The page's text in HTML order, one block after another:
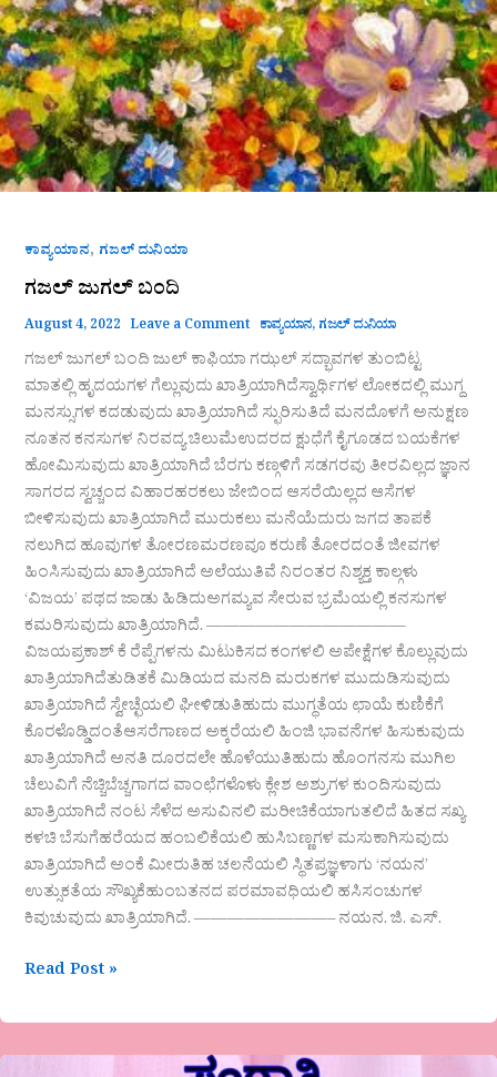
ಕಾವ್ಯಯಾನ, ಗಜಲ್ ದುನಿಯಾ
ಗಜಲ್ ಜುಗಲ್ ಬಂದಿ
August 4, 2022 Leave a Comment ಕಾವ್ಯಯಾನ, ಗಜಲ್ ದುನಿಯಾ
ಗಜಲ್ ಜುಗಲ್ ಬಂದಿ ಜುಲ್ ಕಾಫಿಯಾ ಗಝಲ್ ಸದ್ಭಾವಗಳ ತುಂಬಿಟ್ಟ
ಮಾತಲ್ಲಿ ಹೃದಯಗಳ ಗೆಲ್ಲುವುದು ಖಾತ್ರಿಯಾಗಿದೆಸ್ವಾರ್ಥಿಗಳ ಲೋಕದಲ್ಲಿ ಮುಗ್ದ
ಮನಸ್ಸುಗಳ ಕದಡುವುದು ಖಾತ್ರಿಯಾಗಿದೆ ಸ್ಫುರಿಸುತಿದೆ ಮನದೊಳಗೆ ಅನುಕ್ಷಣ
ನೂತನ ಕನಸುಗಳ ನಿರವದ್ಯ ಚಿಲುಮೆಉದರದ ಕ್ಷುಧೆಗೆ ಕೈಗೂಡದ ಬಯಕೆಗಳ
ಹೋಮಿಸುವುದು ಖಾತ್ರಿಯಾಗಿದೆ ಬೆರಗು ಕಣ್ಗಳಿಗೆ ಸಡಗರವು ತೀರವಿಲ್ಲದ ಜ್ಞಾನ
ಸಾಗರದ ಸ್ವಚ್ಚಂದ ವಿಹಾರಹರಕಲು ಜೇಬಿಂದ ಆಸರೆಯಿಲ್ಲದ ಆಸೆಗಳ
ಬೀಳಿಸುವುದು ಖಾತ್ರಿಯಾಗಿದೆ ಮುರುಕಲು ಮನೆಯೆದುರು ಜಗದ ತಾಪಕೆ
ನಲುಗಿದ ಹೂವುಗಳ ತೋರಣಮರಣವೂ ಕರುಣೆ ತೋರದಂತೆ ಜೀವಗಳ
ಹಿಂಸಿಸುವುದು ಖಾತ್ರಿಯಾಗಿದೆ ಅಲೆಯುತಿವೆ ನಿರಂತರ ನಿಶ್ಯಕ್ತ ಕಾಲ್ಗಳು
‘ವಿಜಯ’ ಪಥದ ಜಾಡು ಹಿಡಿದುಅಗಮ್ಯವ ಸೇರುವ ಭ್ರಮೆಯಲ್ಲಿ ಕನಸುಗಳ
ಕಮರಿಸುವುದು ಖಾತ್ರಿಯಾಗಿದೆ. ————————————
ವಿಜಯಪ್ರಕಾಶ್ ಕೆ ರೆಪ್ಪೆಗಳನು ಮಿಟುಕಿಸದ ಕಂಗಳಲಿ ಅಪೇಕ್ಷೆಗಳ ಕೊಲ್ಲುವುದು
ಖಾತ್ರಿಯಾಗಿದೆತುಡಿತಕೆ ಮಿಡಿಯದ ಮನದಿ ಮರುಕಗಳ ಮುದುಡಿಸುವುದು
ಖಾತ್ರಿಯಾಗಿದೆ ಸ್ವೇಚ್ಛೆಯಲಿ ಘೀಳಿಡುತಿಹುದು ಮುಗ್ಧತೆಯ ಛಾಯೆ ಕುಣಿಕೆಗೆ
ಕೊರಳೊಡ್ಡಿದಂತೆಆಸರೆಗಾಣದ ಅಕ್ಕರೆಯಲಿ ಹಿಂಜಿ ಭಾವನೆಗಳ ಹಿಸುಕುವುದು
ಖಾತ್ರಿಯಾಗಿದೆ ಅನತಿ ದೂರದಲೇ ಹೊಳೆಯುತಿಹುದು ಹೊಂಗನಸು ಮುಗಿಲ
ಚೆಲುವಿಗೆ ನೆಚ್ಚಿಬೆಚ್ಚಗಾಗದ ವಾಂಛೆಗಳೊಳು ಕ್ಲೇಶ ಅಶ್ರುಗಳ ಕುಂದಿಸುವುದು
ಖಾತ್ರಿಯಾಗಿದೆ ನಂಟ ಸೆಳೆದ ಅಸುವಿನಲಿ ಮರೀಚಿಕೆಯಾಗುತಲಿದೆ ಹಿತದ ಸಖ್ಯ
ಕಳಚಿ ಬೆಸುಗೆಹರೆಯದ ಹಂಬಲಿಕೆಯಲಿ ಹುಸಿಬಣ್ಣಗಳ ಮಸುಕಾಗಿಸುವುದು
ಖಾತ್ರಿಯಾಗಿದೆ ಅಂಕೆ ಮೀರುತಿಹ ಚಲನೆಯಲಿ ಸ್ಥಿತಪ್ರಜ್ಞಳಾಗು ‘ನಯನ’
ಉತ್ಸುಕತೆಯ ಸೌಖ್ಯಕೆಹುಂಬತನದ ಪರಮಾವಧಿಯಲಿ ಹಸಿಸಂಚುಗಳ
ಕಿವುಚುವುದು ಖಾತ್ರಿಯಾಗಿದೆ. ————————– ನಯನ. ಜಿ. ಎಸ್.
Read Post »